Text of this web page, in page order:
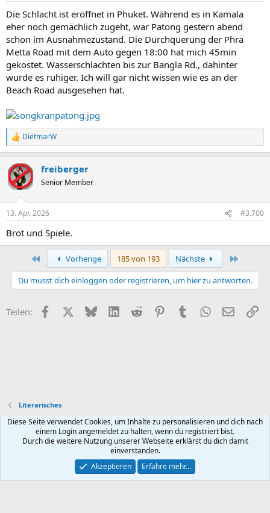
Die Schlacht ist eröffnet in Phuket. Während es in Kamala
eher noch gemächlich zugeht, war Patong gestern abend
schon im Ausnahmezustand. Die Durchquerung der Phra
Metta Road mit dem Auto gegen 18:00 hat mich 45min
gekostet. Wasserschlachten bis zur Bangla Rd., dahinter
wurde es ruhiger. Ich will gar nicht wissen wie es an der
Beach Road ausgesehen hat.
R
e
k
t
i
e
:
DietmarW
freiberger
Senior Member
13. Apr. 2026 #3.700
Brot und Spiele.
Erste Vorherige 185 von 193 Nächste
Du musst dich einloggen oder registrieren, um hier zu antworten.
Teilen: FacebookX (Twitter)
BlueskyLinkedIn
Reddit PinterestTumblr WhatsApp
E-Mail
Literarisches
Default style
Deutsch (Du)
Datenschutz Hilfe und Impressum
Community platform by XenForo® © 2010-2026 XenForo Ltd.
Diese Seite verwendet Cookies, um Inhalte zu personalisieren und dich nach
einem Login angemeldet zu halten, wenn du registriert bist.
Durch die weitere Nutzung unserer Webseite erklärst du dich damit
einverstanden.
Akzeptieren
Erfahre mehr…